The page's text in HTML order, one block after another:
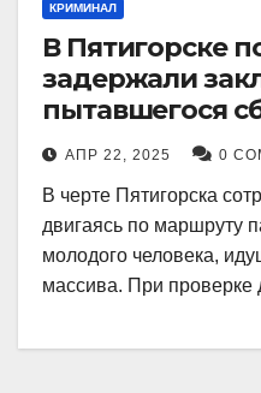
КРИМИНАЛ
В Пятигорске
задержали
пытавшегося
АПР 22, 2025 0
В черте Пятигорска
двигаясь по маршруту
молодого человека,
массива. При проверке